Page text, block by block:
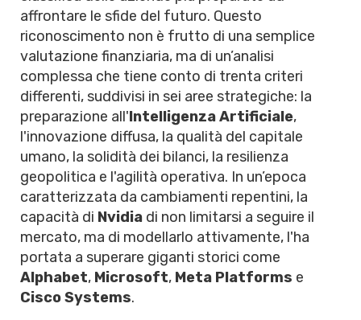
affrontare le sfide del futuro. Questo
riconoscimento non è frutto di una semplice
valutazione finanziaria, ma di un’analisi
complessa che tiene conto di trenta criteri
differenti, suddivisi in sei aree strategiche: la
preparazione all'Intelligenza Artificiale,
l'innovazione diffusa, la qualità del capitale
umano, la solidità dei bilanci, la resilienza
geopolitica e l'agilità operativa. In un’epoca
caratterizzata da cambiamenti repentini, la
capacità di Nvidia di non limitarsi a seguire il
mercato, ma di modellarlo attivamente, l'ha
portata a superare giganti storici come
Alphabet, Microsoft, Meta Platforms e
Cisco Systems.